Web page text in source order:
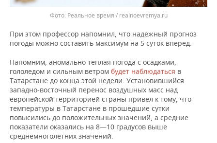
Реальное время / realnoevremya.ru
При этом профессор напомнил, что надежный прогноз
погоды можно составить максимум на 5 суток вперед.
Напомним, аномально теплая погода с осадками,
гололедом и сильным ветром будет наблюдаться в
Татарстане до конца этой недели. Установившийся
западно-восточный перенос воздушных масс над
европейской территорией страны привел к тому, что
температуры в Татарстане в прошедшие сутки
повысились до положительных значений, а средние
показатели оказались на 8—10 градусов выше
среднемноголетних значений.